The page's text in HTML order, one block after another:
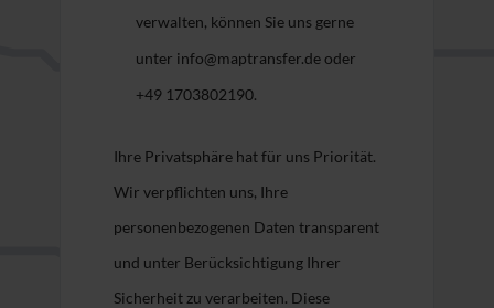
verwalten, können Sie uns gerne
unter info@maptransfer.de oder
+49 1703802190.
Ihre Privatsphäre hat für uns Priorität.
Wir verpflichten uns, Ihre
personenbezogenen Daten transparent
und unter Berücksichtigung Ihrer
Sicherheit zu verarbeiten. Diese